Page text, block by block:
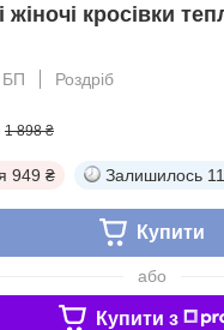
кросівки
БП
Роздріб
1 898 ₴
949 ₴ Залишилось
Купити
або
Купити з